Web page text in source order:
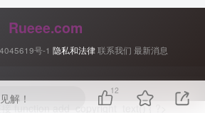
Rueee.com
号-1 隐私和法律联系我们 最新消息
解！
12
function add_copyright_text() { ?>